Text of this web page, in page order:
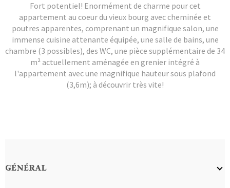
Fort potentiel! Enormément de charme pour cet
appartement au coeur du vieux bourg avec cheminée et
poutres apparentes, comprenant un magnifique salon, une
immense cuisine attenante équipée, une salle de bains, une
chambre (3 possibles), des WC, une pièce supplémentaire de 34
m² actuellement aménagée en grenier intégré à
l'appartement avec une magnifique hauteur sous plafond
(3,6m); à découvrir très vite!
GÉNÉRAL